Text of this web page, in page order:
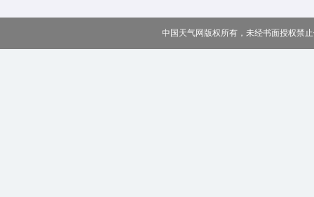
中国天气网版权所有，未经书面授权